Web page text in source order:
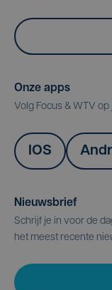
Onze apps
Volg Focus & WTV
IOS
Nieuwsbrief
Schrijf je in voor de
het meest recente